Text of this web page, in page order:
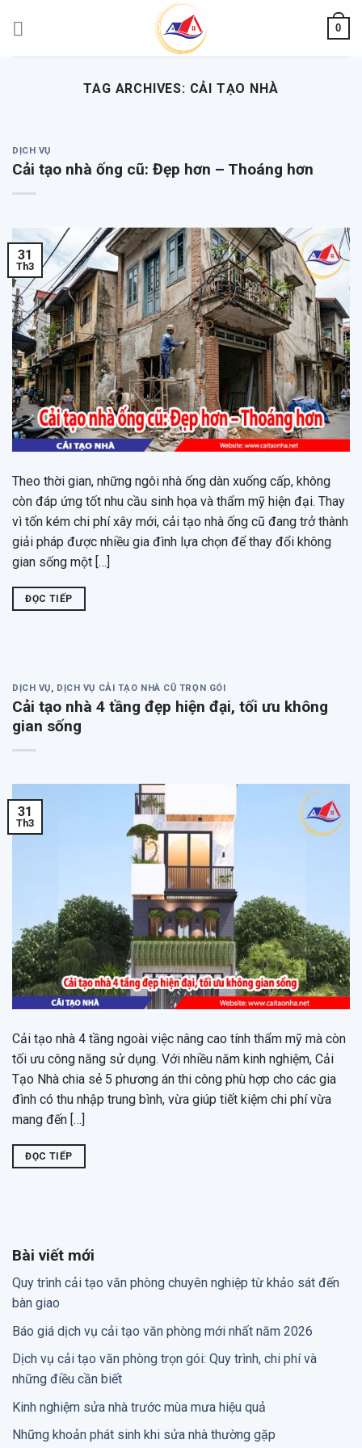
0
TAG ARCHIVES: CẢI TẠO NHÀ
DỊCH VỤ
Cải tạo nhà ống cũ: Đẹp hơn – Thoáng hơn
31
Th3
Theo thời gian, những ngôi nhà ống dàn xuống cấp, không
còn đáp ứng tốt nhu cầu sinh họa và thẩm mỹ hiện đại. Thay
vì tốn kém chi phí xây mới, cải tạo nhà ống cũ đang trở thành
giải pháp được nhiều gia đình lựa chọn để thay đổi không
gian sống một […]
ĐỌC TIẾP
DỊCH VỤ, DỊCH VỤ CẢI TẠO NHÀ CŨ TRỌN GÓI
Cải tạo nhà 4 tầng đẹp hiện đại, tối ưu không
gian sống
31
Th3
Cải tạo nhà 4 tầng ngoài việc nâng cao tính thẩm mỹ mà còn
tối ưu công năng sử dụng. Với nhiều năm kinh nghiệm, Cải
Tạo Nhà chia sẻ 5 phương án thi công phù hợp cho các gia
đình có thu nhập trung bình, vừa giúp tiết kiệm chi phí vừa
mang đến […]
ĐỌC TIẾP
Bài viết mới
Quy trình cải tạo văn phòng chuyên nghiệp từ khảo sát đến
bàn giao
Báo giá dịch vụ cải tạo văn phòng mới nhất năm 2026
Dịch vụ cải tạo văn phòng trọn gói: Quy trình, chi phí và
những điều cần biết
Kinh nghiệm sửa nhà trước mùa mưa hiệu quả
Những khoản phát sinh khi sửa nhà thường gặp